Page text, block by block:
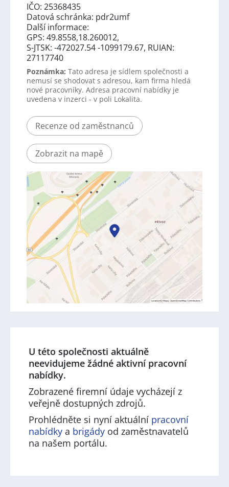
IČO: 25368435
Datová schránka: pdr2umf
Další informace:
GPS: 49.8558,18.260012,
S-JTSK: -472027.54 -1099179.67, RUIAN:
27117740
Poznámka: Tato adresa je sídlem společnosti a
nemusí se shodovat s adresou, kam firma hledá
nové pracovníky. Adresa pracovní nabídky je
uvedena v inzerci - v poli Lokalita.
Recenze od zaměstnanců
Zobrazit na mapě
U této společnosti aktuálně
neevidujeme žádné aktivní pracovní
nabídky.
Zobrazené firemní údaje vycházejí z
veřejně dostupných zdrojů.
Prohlédněte si nyní aktuální pracovní
nabídky a brigády od zaměstnavatelů
na našem portálu.